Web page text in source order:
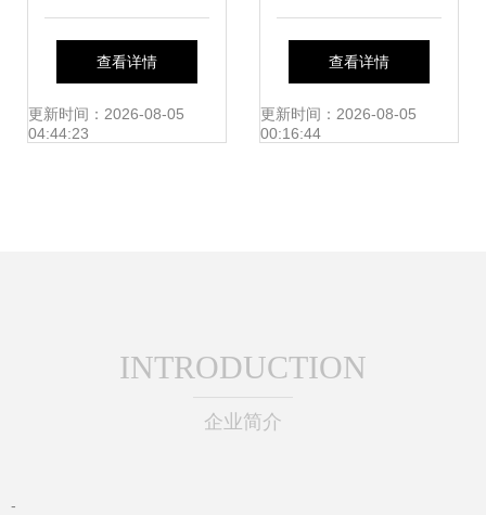
2019年平面设计的
五大新趋势
查看详情
更新时间：2026-08-05
04:44:23
挑战 全面解析其好
处与坏处
查看详情
更新时间：2026-08-05
00:16:44
INTRODUCTION
企业简介
-